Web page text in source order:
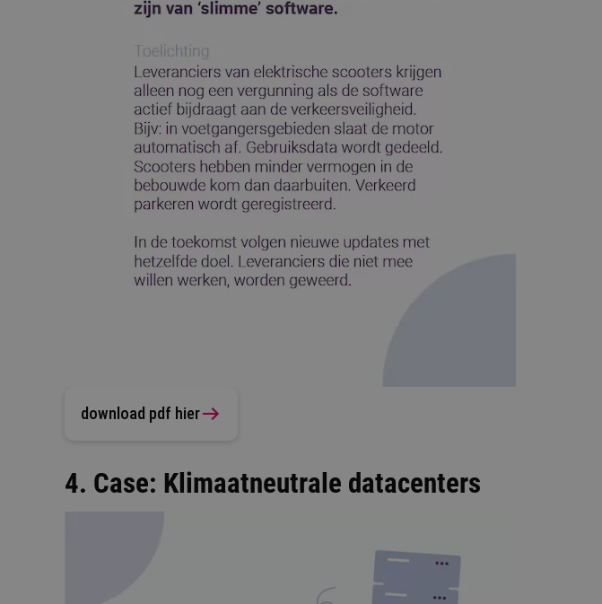
download pdf hier
4. Case: Klimaatneutrale datacenters